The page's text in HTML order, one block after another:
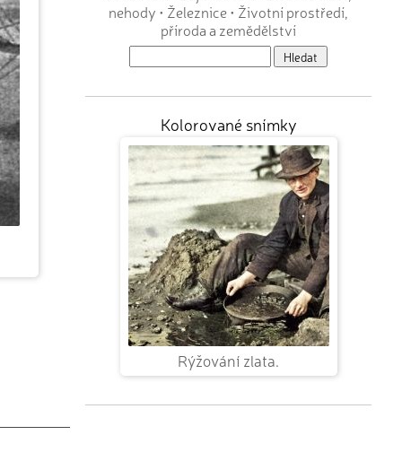
nehody • Železnice• Životní prostředí,
příroda a zemědělství
Kolorované snímky
Rýžování zlata.